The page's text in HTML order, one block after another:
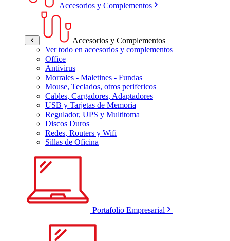
Accesorios y Complementos
Accesorios y Complementos
Ver todo en accesorios y complementos
Office
Antivirus
Morrales - Maletines - Fundas
Mouse, Teclados, otros perifericos
Cables, Cargadores, Adaptadores
USB y Tarjetas de Memoria
Regulador, UPS y Multitoma
Discos Duros
Redes, Routers y Wifi
Sillas de Oficina
Portafolio Empresarial